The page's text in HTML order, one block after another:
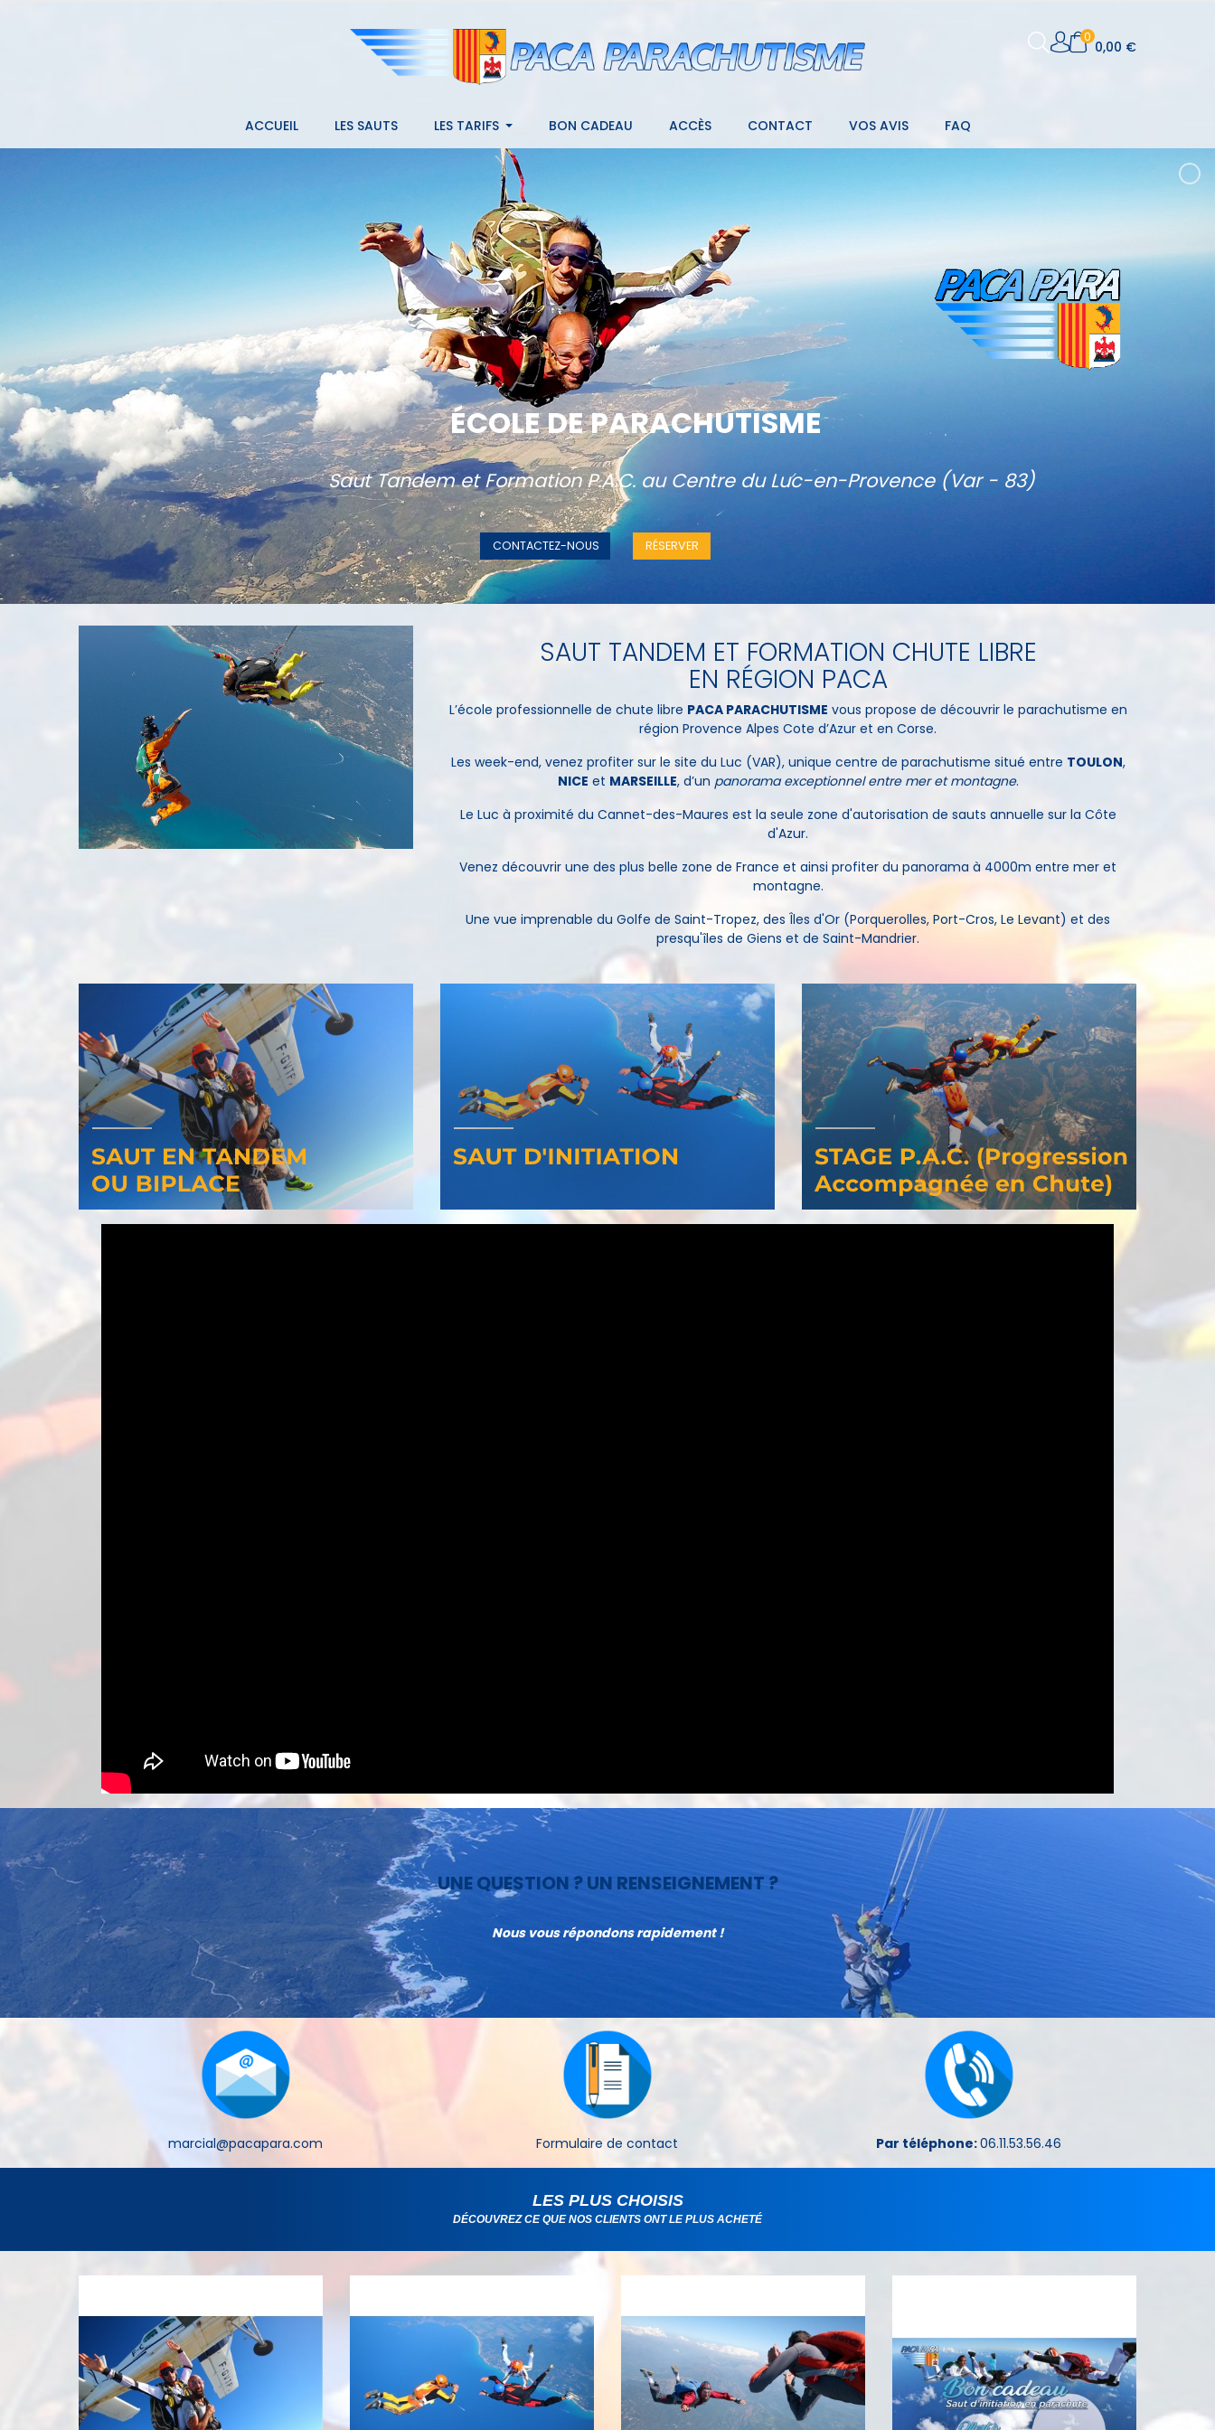
0
0,00 €
ACCUEIL LES SAUTS LES TARIFS BON CADEAU ACCÈS CONTACT VOS AVIS FAQ
ÉCOLE DE PARACHUTISME
Saut Tandem et Formation P.A.C. au Centre du Luc-en-Provence (Var - 83)
CONTACTEZ-NOUS RÉSERVER
SAUT TANDEM ET FORMATION CHUTE LIBRE
EN RÉGION PACA
L’école professionnelle de chute libre PACA PARACHUTISME vous propose de découvrir le parachutisme en
région Provence Alpes Cote d’Azur et en Corse.
Les week-end, venez profiter sur le site du Luc (VAR), unique centre de parachutisme situé entre TOULON,
NICE et MARSEILLE, d’un panorama exceptionnel entre mer et montagne.
Le Luc à proximité du Cannet-des-Maures est la seule zone d'autorisation de sauts annuelle sur la Côte
d'Azur.
Venez découvrir une des plus belle zone de France et ainsi profiter du panorama à 4000m entre mer et
montagne.
Une vue imprenable du Golfe de Saint-Tropez, des Îles d'Or (Porquerolles, Port-Cros, Le Levant) et des
presqu'îles de Giens et de Saint-Mandrier.
UNE QUESTION ? UN RENSEIGNEMENT ?
Nous vous répondons rapidement !
marcial@pacapara.com Formulaire de contact Par téléphone:06.11.53.56.46
LES PLUS CHOISIS
DÉCOUVREZ CE QUE NOS CLIENTS ONT LE PLUS ACHETÉ